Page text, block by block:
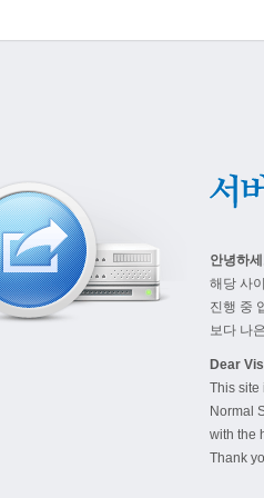
안녕하
해당 사
진행 중
보다 나
Dear
This site
Normal
with the
Thank